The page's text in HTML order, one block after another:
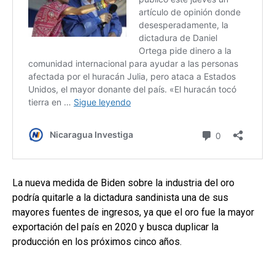
La nueva medida de Biden sobre la industria del oro
podría quitarle a la dictadura sandinista una de sus
mayores fuentes de ingresos, ya que el oro fue la mayor
exportación del país en 2020 y busca duplicar la
producción en los próximos cinco años.